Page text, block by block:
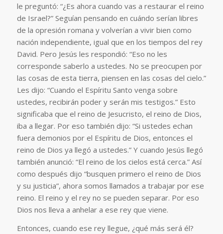
le preguntó: “¿Es ahora cuando vas a restaurar el reino
de Israel?” Seguían pensando en cuándo serían libres
de la opresión romana y volverían a vivir bien como
nación independiente, igual que en los tiempos del rey
David. Pero Jesús les respondió: “Eso no les
corresponde saberlo a ustedes. No se preocupen por
las cosas de esta tierra, piensen en las cosas del cielo.”
Les dijo: “Cuando el Espíritu Santo venga sobre
ustedes, recibirán poder y serán mis testigos.” Esto
significaba que el reino de Jesucristo, el reino de Dios,
iba a llegar. Por eso también dijo: “Si ustedes echan
fuera demonios por el Espíritu de Dios, entonces el
reino de Dios ya llegó a ustedes.” Y cuando Jesús llegó
también anunció: “El reino de los cielos está cerca.” Así
como después dijo “busquen primero el reino de Dios
y su justicia”, ahora somos llamados a trabajar por ese
reino. El reino y el rey no se pueden separar. Por eso
Dios nos lleva a anhelar a ese rey que viene.
Entonces, cuando ese rey llegue, ¿qué más será él?